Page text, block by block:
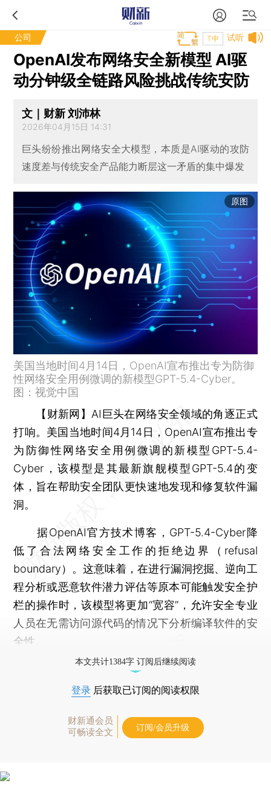
公司 试听
T中
OpenAI发布网络安全新模型 AI驱
动分钟级全链路风险挑战传统安防
文｜财新 刘沛林
2026年04月15日 14:31
巨头纷纷推出网络安全大模型，本质是AI驱动的攻防
速度差与传统安全产品能力断层这一矛盾的集中爆发
原图
美国当地时间4月14日，OpenAI宣布推出专为防御
性网络安全用例微调的新模型GPT-5.4-Cyber。
图：视觉中国
【财新网】 AI巨头在网络安全领域的角逐正式
打响。美国当地时间4月14日，OpenAI宣布推出专
为防御性网络安全用例微调的新模型GPT-5.4-
Cyber，该模型是其最新旗舰模型GPT-5.4的变
体，旨在帮助安全团队更快速地发现和修复软件漏
洞。
据OpenAI官方技术博客，GPT-5.4-Cyber降
低了合法网络安全工作的拒绝边界（refusal
boundary）。这意味着，在进行漏洞挖掘、逆向工
程分析或恶意软件潜力评估等原本可能触发安全护
栏的操作时，该模型将更加“宽容”，允许安全专业
人员在无需访问源代码的情况下分析编译软件的安
全性。
本文共计1384字 订阅后继续阅读
登录 后获取已订阅的阅读权限
财新通会员
可畅读全文
订阅/会员升级